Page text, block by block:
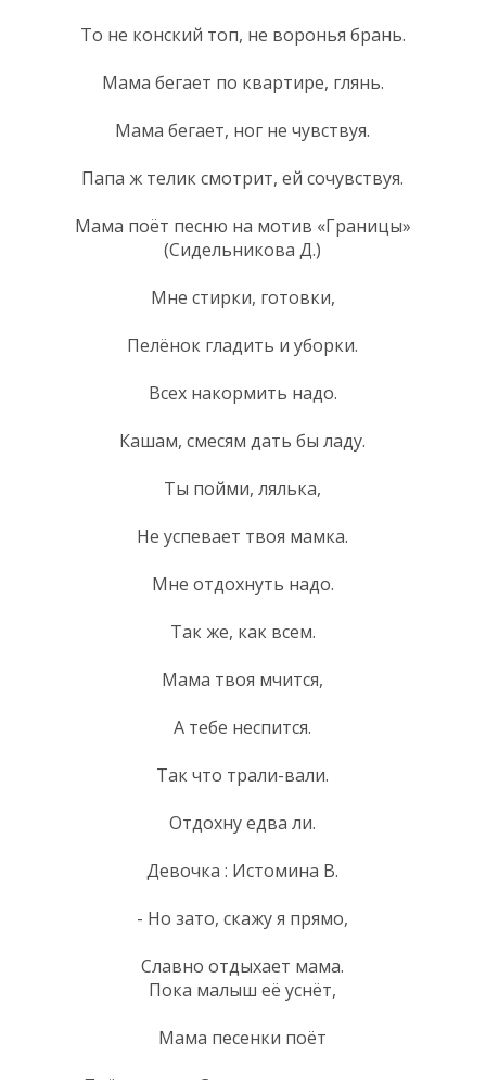
То не конский топ, не воронья брань.
Мама бегает по квартире, глянь.
Мама бегает, ног не чувствуя.
Папа ж телик смотрит, ей сочувствуя.
Мама поёт песню на мотив «Границы»
(Сидельникова Д.)
Мне стирки, готовки,
Пелёнок гладить и уборки.
Всех накормить надо.
Кашам, смесям дать бы ладу.
Ты пойми, лялька,
Не успевает твоя мамка.
Мне отдохнуть надо.
Так же, как всем.
Мама твоя мчится,
А тебе неспится.
Так что трали-вали.
Отдохну едва ли.
Девочка : Истомина В.
- Но зато, скажу я прямо,
Славно отдыхает мама.
Пока малыш её уснёт,
Мама песенки поёт